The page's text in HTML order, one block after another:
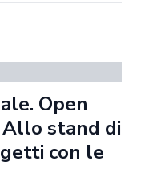
Open
Allo stand di
con le